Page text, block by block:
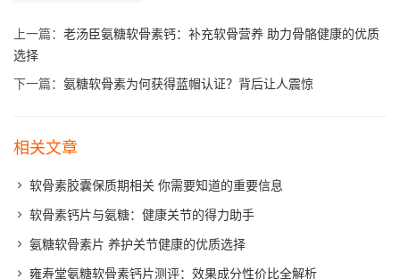
上一篇： 老汤臣氨糖软骨素钙：补充软骨营养 助力骨骼健康的优质
选择
下一篇： 氨糖软骨素为何获得蓝帽认证？背后让人震惊
相关文章
软骨素胶囊保质期相关 你需要知道的重要信息
软骨素钙片与氨糖：健康关节的得力助手
氨糖软骨素片 养护关节健康的优质选择
雍寿堂氨糖软骨素钙片测评：效果成分性价比全解析